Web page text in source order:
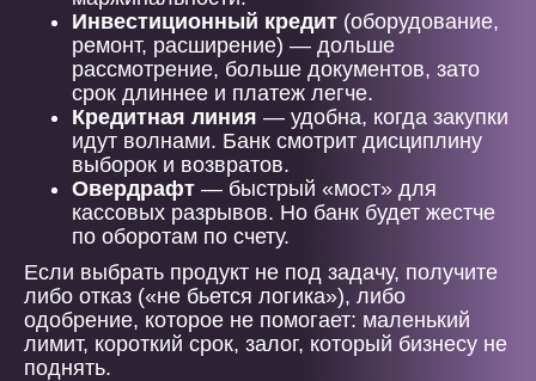
Инвестиционный кредит (оборудование,
ремонт, расширение) — дольше
рассмотрение, больше документов, зато
срок длиннее и платеж легче.
Кредитная линия — удобна, когда закупки
идут волнами. Банк смотрит дисциплину
выборок и возвратов.
Овердрафт — быстрый «мост» для
кассовых разрывов. Но банк будет жестче
по оборотам по счету.
Если выбрать продукт не под задачу, получите
либо отказ («не бьется логика»), либо
одобрение, которое не помогает: маленький
лимит, короткий срок, залог, который бизнесу не
поднять.